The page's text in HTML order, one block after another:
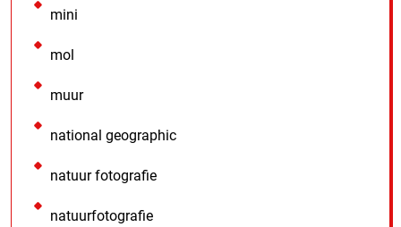
mini
mol
muur
national geographic
natuur fotografie
natuurfotografie